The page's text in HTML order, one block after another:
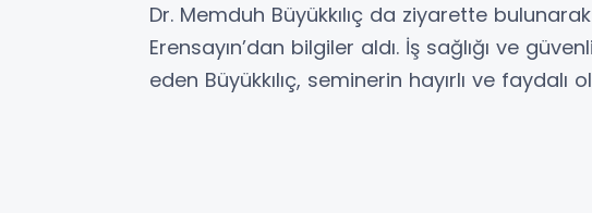
Dr. Memduh Büyükkılıç da ziyarette
Erensayın’dan bilgiler aldı. İş sağlığı ve
eden Büyükkılıç, seminerin hayırlı ve faydalı